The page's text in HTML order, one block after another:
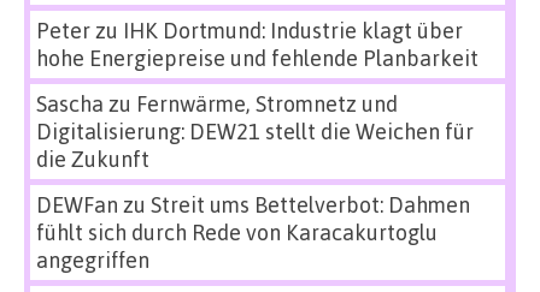
Peterzu IHK Dortmund: Industrie klagt über
hohe Energiepreise und fehlende Planbarkeit
Sascha zu Fernwärme, Stromnetz und
Digitalisierung: DEW21 stellt die Weichen für
die Zukunft
DEWFan zu Streit ums Bettelverbot: Dahmen
fühlt sich durch Rede von Karacakurtoglu
angegriffen